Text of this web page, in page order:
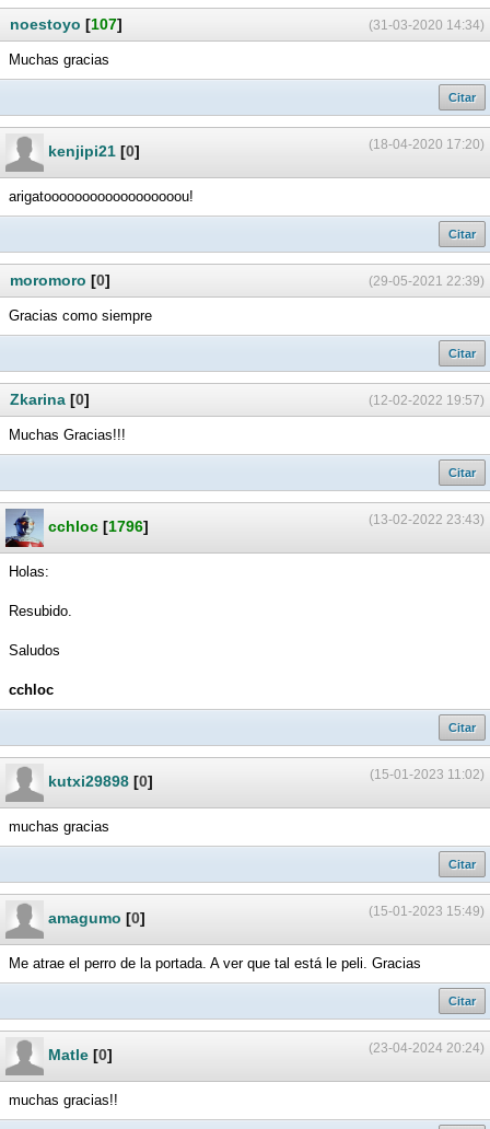
(31-03-2020 14:34)
noestoyo [107]
Muchas gracias
Citar
(18-04-2020 17:20)
kenjipi21 [0]
arigatoooooooooooooooooou!
Citar
(29-05-2021 22:39)
moromoro [0]
Gracias como siempre
Citar
(12-02-2022 19:57)
Zkarina [0]
Muchas Gracias!!!
Citar
(13-02-2022 23:43)
cchloc [1796]
Holas:
Resubido.
Saludos
cchloc
Citar
(15-01-2023 11:02)
kutxi29898 [0]
muchas gracias
Citar
(15-01-2023 15:49)
amagumo [0]
Me atrae el perro de la portada. A ver que tal está le peli. Gracias
Citar
(23-04-2024 20:24)
Matle [0]
muchas gracias!!